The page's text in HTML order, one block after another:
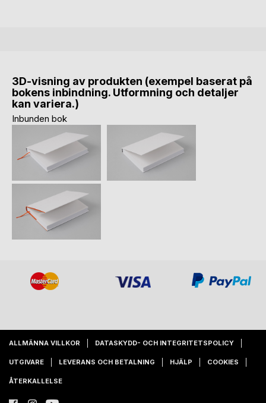
3D-visning av produkten (exempel baserat på
bokens inbindning. Utformning och detaljer
kan variera.)
Inbunden bok
ALLMÄNNA VILLKOR DATASKYDD- OCH INTEGRITETSPOLICY
UTGIVARE LEVERANS OCH BETALNING HJÄLP COOKIES
ÅTERKALLELSE